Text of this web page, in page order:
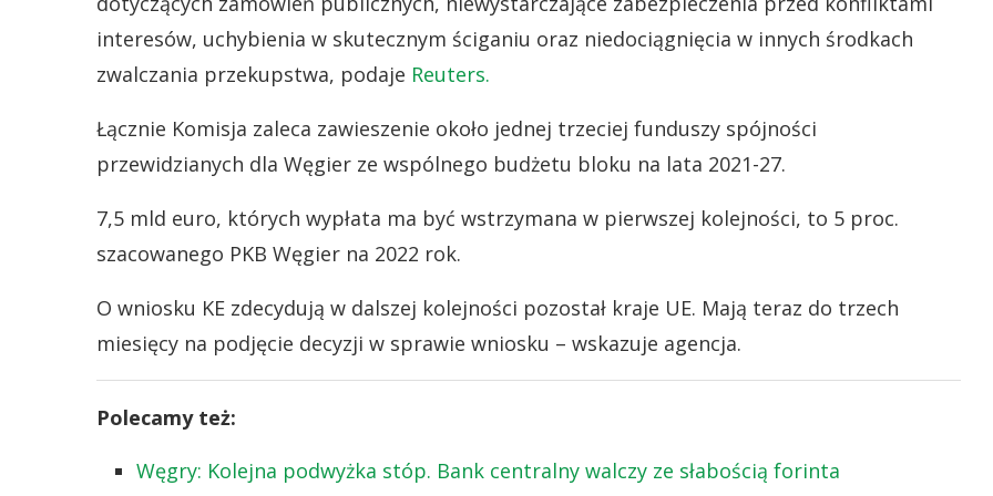
interesów, uchybienia w skutecznym ściganiu oraz niedociągnięcia w innych środkach
zwalczania przekupstwa, podaje Reuters.
Łącznie Komisja zaleca zawieszenie około jednej trzeciej funduszy spójności
przewidzianych dla Węgier ze wspólnego budżetu bloku na lata 2021-27.
7,5 mld euro, których wypłata ma być wstrzymana w pierwszej kolejności, to 5 proc.
szacowanego PKB Węgier na 2022 rok.
O wniosku KE zdecydują w dalszej kolejności pozostał kraje UE. Mają teraz do trzech
miesięcy na podjęcie decyzji w sprawie wniosku – wskazuje agencja.
Polecamy też:
Węgry: Kolejna podwyżka stóp. Bank centralny walczy ze słabością forinta